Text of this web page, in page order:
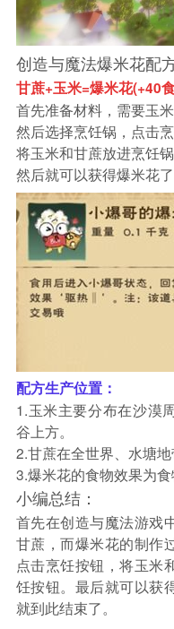
创造与魔法爆米花配
甘蔗+玉米=爆米花(+40
首先准备材料，需要玉米
然后选择烹饪锅，点击烹
将玉米和甘蔗放进烹饪
然后就可以获得爆米花
配方生产位置：
1.玉米主要分布在沙漠
谷上方。
2.甘蔗在全世界、水塘地
3.爆米花的食物效果为食
小编总结：
首先在创造与魔法游戏
甘蔗，而爆米花的制作
点击烹饪按钮，将玉米
饪按钮。最后就可以获
就到此结束了。